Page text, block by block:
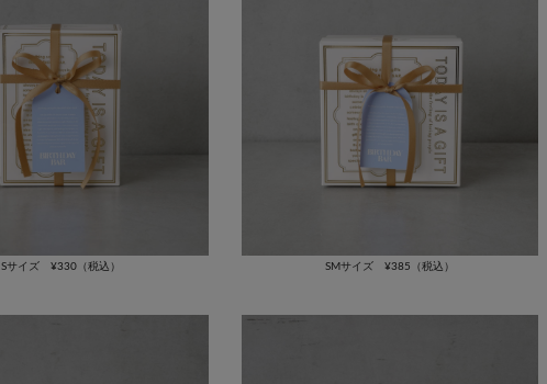
Sサイズ ¥330（税込） SMサイズ ¥385（税込）